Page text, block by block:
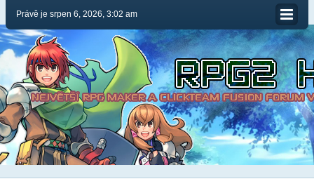
Právě je srpen 6, 2026, 3:02 am